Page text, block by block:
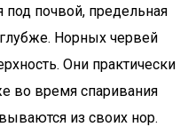
почвой, предельная
глубже. Норных червей
Они практически
во время спаривания
из своих нор.